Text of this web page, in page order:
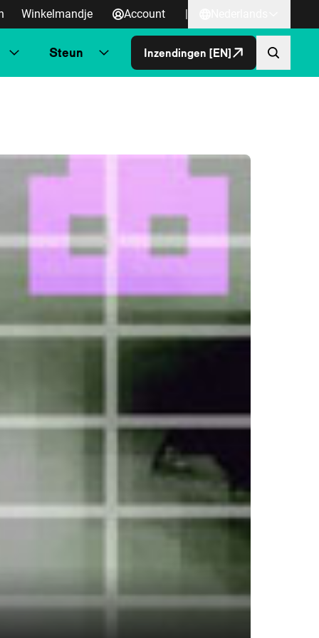
Winkelmandje Account |
Steun Inzendingen [EN]